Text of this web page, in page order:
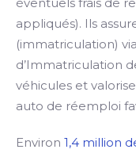
appliqués). Ils
(immatriculation)
d’Immatriculation
véhicules et
auto de réemploi
Environ 1,4 million